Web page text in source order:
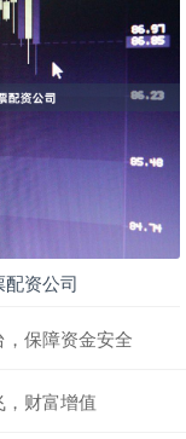
资公司
保障资金安全
财富增值